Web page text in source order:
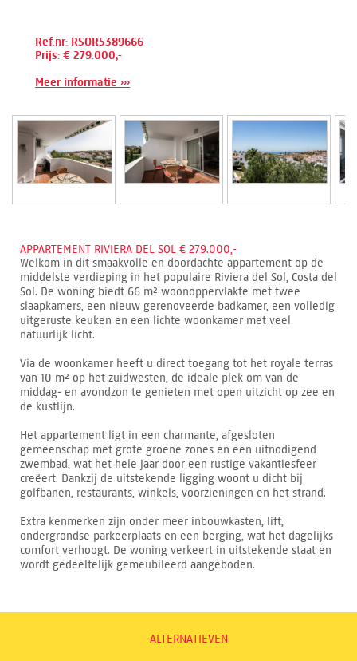
Ref.nr: RSOR5389666
Prijs: € 279.000,-
Meer informatie ›››
APPARTEMENT RIVIERA DEL SOL € 279.000,-
Welkom in dit smaakvolle en doordachte appartement op de
middelste verdieping in het populaire Riviera del Sol, Costa del
Sol. De woning biedt 66 m² woonoppervlakte met twee
slaapkamers, een nieuw gerenoveerde badkamer, een volledig
uitgeruste keuken en een lichte woonkamer met veel
natuurlijk licht.
Via de woonkamer heeft u direct toegang tot het royale terras
van 10 m² op het zuidwesten, de ideale plek om van de
middag- en avondzon te genieten met open uitzicht op zee en
de kustlijn.
Het appartement ligt in een charmante, afgesloten
gemeenschap met grote groene zones en een uitnodigend
zwembad, wat het hele jaar door een rustige vakantiesfeer
creëert. Dankzij de uitstekende ligging woont u dicht bij
golfbanen, restaurants, winkels, voorzieningen en het strand.
Extra kenmerken zijn onder meer inbouwkasten, lift,
ondergrondse parkeerplaats en een berging, wat het dagelijks
comfort verhoogt. De woning verkeert in uitstekende staat en
wordt gedeeltelijk gemeubileerd aangeboden.
ALTERNATIEVEN